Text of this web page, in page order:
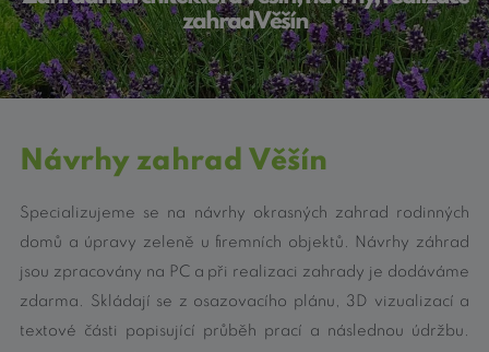
zahrad Věšín
Návrhy zahrad Věšín
Specializujeme se na návrhy okrasných zahrad rodinných
domů a úpravy zeleně u firemních objektů. Návrhy záhrad
jsou zpracovány na PC a při realizaci zahrady je dodáváme
zdarma. Skládají se z osazovacího plánu, 3D vizualizací a
textové části popisující průběh prací a následnou údržbu.